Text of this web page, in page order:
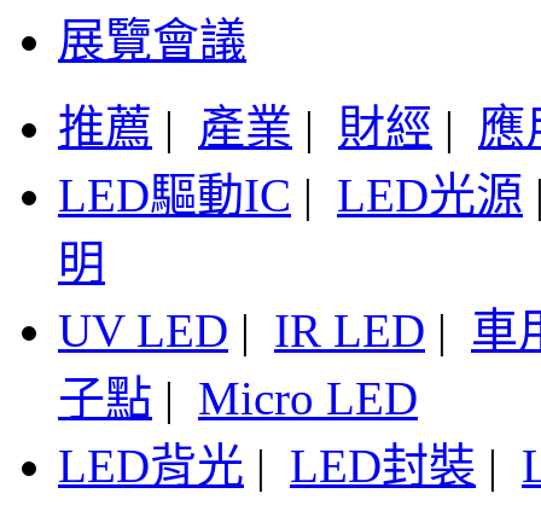
展覽會議
推薦 | 產業 | 財經 | 應
LED驅動IC | LED光源
明
UV LED | IR LED | 車
子點 | Micro LED
LED背光 | LED封裝 |